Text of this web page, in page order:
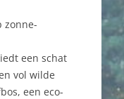
zonne-
een schat
vol wilde
een eco-